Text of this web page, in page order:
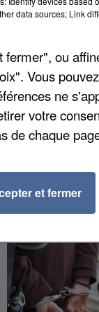
touchées,
coulées de
une montée
et
data sources; Link
ou
Vous
ne
votre
de chaque
et fermer